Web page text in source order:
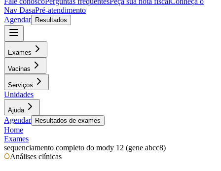
Nav DasaPré-atendimento
Agendar
Resultados
Exames
Vacinas
Serviços
Unidades
Ajuda
Agendar Resultados de exames
Home
Exames
sequenciamento completo do mody 12 (gene abcc8)
Análises clínicas